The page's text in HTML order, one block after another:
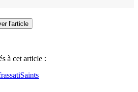
l'article
à cet article :
Saints